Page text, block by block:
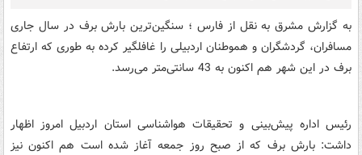
به گزارش مشرق به نقل از فارس ؛ سنگین‌ترین بارش برف در سال جاری
مسافران، گردشگران و هموطنان اردبیلی را غافلگیر کرده به طوری که ارتفاع
برف در این شهر هم اکنون به 43 سانتی‌متر می‌رسد.
رئیس اداره پیش‌بینی و تحقیقات هواشناسی استان اردبیل امروز اظهار
داشت: بارش برف که از صبح روز جمعه آغاز شده است هم اکنون نیز